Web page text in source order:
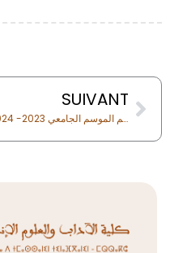
SUIVANT
البرمجة التفصيلية لامتحانات اللغات الأجنبية بالفصل الأول الدورة الخريفية – الدورة العادية برسم الموسم الجامعي 2023- 2024